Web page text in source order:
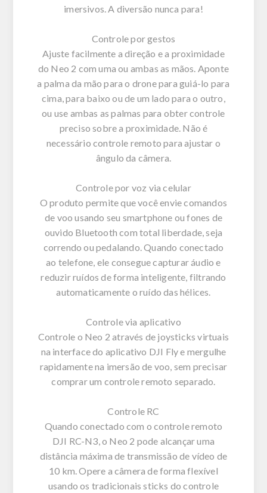
imersivos. A diversão nunca para!
Controle por gestos
Ajuste facilmente a direção e a proximidade
do Neo 2 com uma ou ambas as mãos. Aponte
a palma da mão para o drone para guiá-lo para
cima, para baixo ou de um lado para o outro,
ou use ambas as palmas para obter controle
preciso sobre a proximidade. Não é
necessário controle remoto para ajustar o
ângulo da câmera.
Controle por voz via celular
O produto permite que você envie comandos
de voo usando seu smartphone ou fones de
ouvido Bluetooth com total liberdade, seja
correndo ou pedalando. Quando conectado
ao telefone, ele consegue capturar áudio e
reduzir ruídos de forma inteligente, filtrando
automaticamente o ruído das hélices.
Controle via aplicativo
Controle o Neo 2 através de joysticks virtuais
na interface do aplicativo DJI Fly e mergulhe
rapidamente na imersão de voo, sem precisar
comprar um controle remoto separado.
Controle RC
Quando conectado com o controle remoto
DJI RC-N3, o Neo 2 pode alcançar uma
distância máxima de transmissão de vídeo de
10 km. Opere a câmera de forma flexível
usando os tradicionais sticks do controle